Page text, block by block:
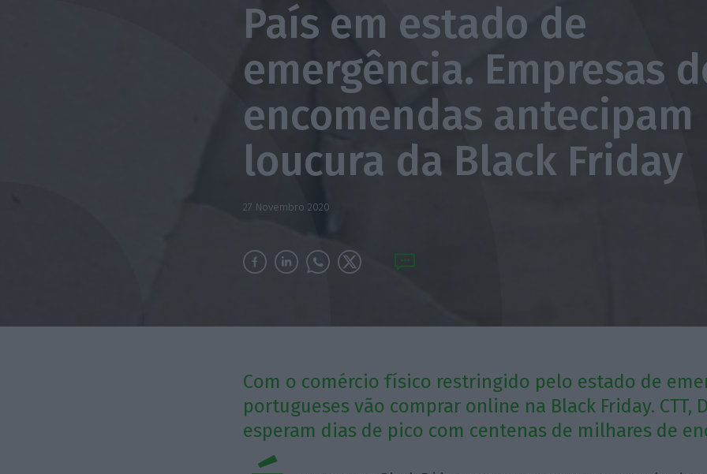
País em estado de
emergência. Empresas
encomendas antecipam
loucura da Black Friday
27 Novembro 2020
Com o comércio físico restringido pelo estado de
portugueses vão comprar online na Black Friday. CTT,
esperam dias de pico com centenas de milhares de